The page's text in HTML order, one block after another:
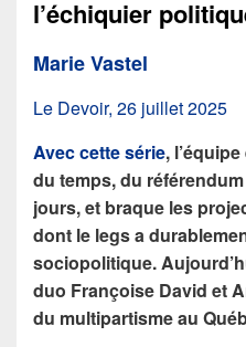
l’échiquier
Marie Vastel
Le Devoir, 26 juillet 2025
Avec cette série,
du temps, du
jours, et braque les
dont le legs a
sociopolitique.
duo Françoise David et
du multipartisme au